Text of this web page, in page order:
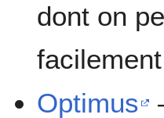
dont on
Optimus